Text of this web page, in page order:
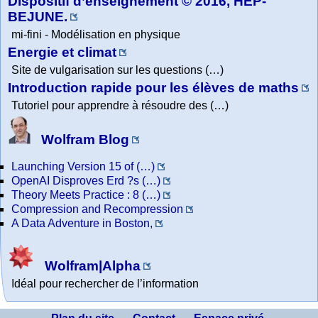
BEJUNE.
mi-fini - Modélisation en physique
Energie et climat
Site de vulgarisation sur les questions (…)
Introduction rapide pour les élèves de maths
Tutoriel pour apprendre à résoudre des (…)
Wolfram Blog
Launching Version 15 of (…)
OpenAI Disproves Erd ?s (…)
Theory Meets Practice : 8 (…)
Compression and Recompression
A Data Adventure in Boston,
Wolfram|Alpha
Idéal pour rechercher de l’information